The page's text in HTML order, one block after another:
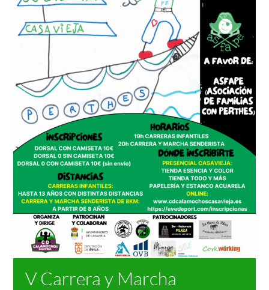
NOTICIAS
ACTIVIDADES
MULTIMEDIA
SEDE ELECTRÓNICA
CONTACTO
V Carrera y Marcha